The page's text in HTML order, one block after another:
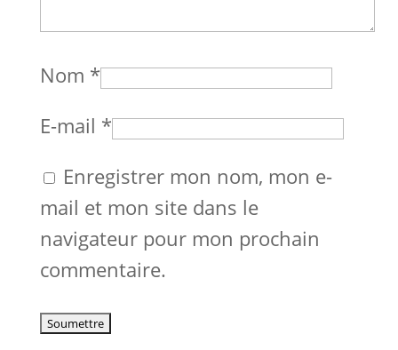
Nom *
E-mail *
Enregistrer mon nom, mon e-
mail et mon site dans le
navigateur pour mon prochain
commentaire.